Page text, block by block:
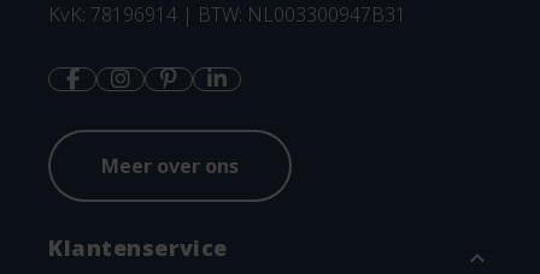
KvK: 78196914 | BTW: NL003300947B31
Meer over ons
Klantenservice expand_more